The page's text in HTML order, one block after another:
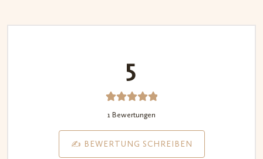
5
Bewerte
5.00 von
1 Bewertungen
✍️ BEWERTUNG SCHREIBEN